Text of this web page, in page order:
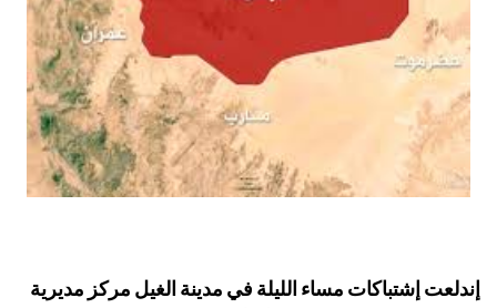
إندلعت إشتباكات مساء الليلة في مدينة الغيل مركز مديرية